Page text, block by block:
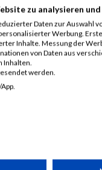
zu analysieren
Daten zur Auswahl
Werbung.
Inhalte. Messung der
von Daten aus
Inhalten.
werden.